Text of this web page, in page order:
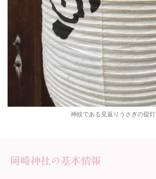
神紋である見返りうさぎの提灯
岡崎神社の基本情報